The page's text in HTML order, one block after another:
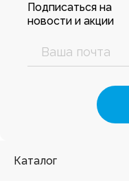
Подписаться на
новости и акции
Каталог